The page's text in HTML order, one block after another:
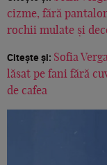
cizme, fără
rochii mulate și
Citește și: Sofia
lăsat pe fani fără
de cafea